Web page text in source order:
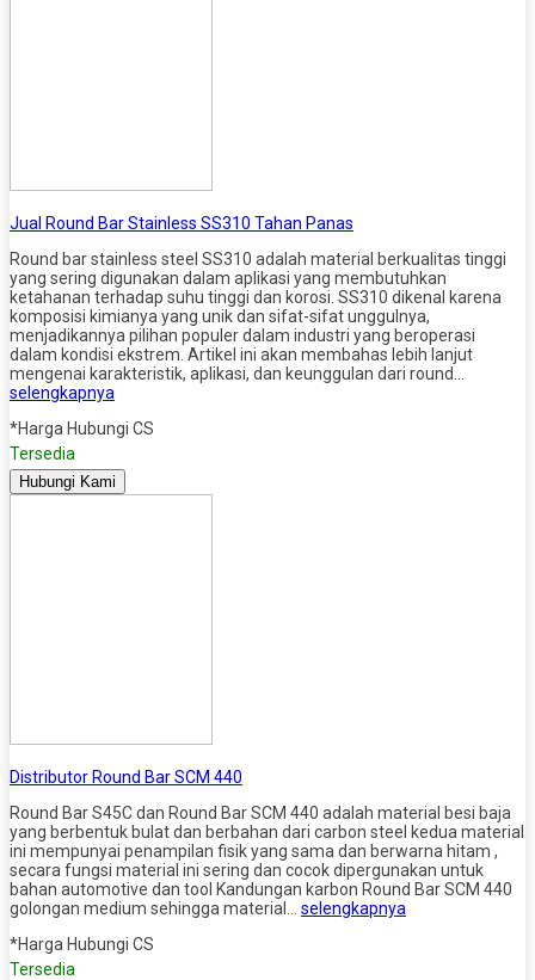
Jual Round Bar Stainless SS310 Tahan Panas
Round bar stainless steel SS310 adalah material berkualitas tinggi
yang sering digunakan dalam aplikasi yang membutuhkan
ketahanan terhadap suhu tinggi dan korosi. SS310 dikenal karena
komposisi kimianya yang unik dan sifat-sifat unggulnya,
menjadikannya pilihan populer dalam industri yang beroperasi
dalam kondisi ekstrem. Artikel ini akan membahas lebih lanjut
mengenai karakteristik, aplikasi, dan keunggulan dari round…
selengkapnya
*Harga Hubungi CS
Tersedia
Hubungi Kami
Distributor Round Bar SCM 440
Round Bar S45C dan Round Bar SCM 440 adalah material besi baja
yang berbentuk bulat dan berbahan dari carbon steel kedua material
ini mempunyai penampilan fisik yang sama dan berwarna hitam ,
secara fungsi material ini sering dan cocok dipergunakan untuk
bahan automotive dan tool Kandungan karbon Round Bar SCM 440
golongan medium sehingga material… selengkapnya
*Harga Hubungi CS
Tersedia